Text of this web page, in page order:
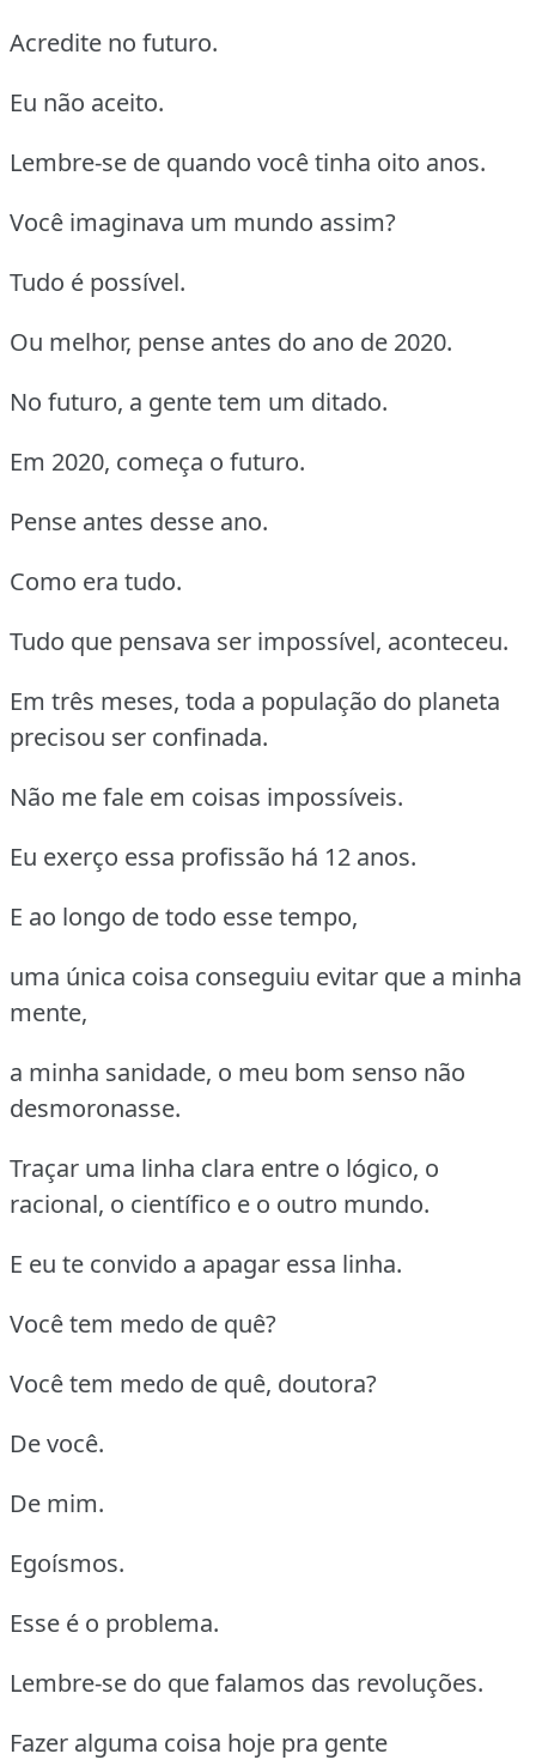
Acredite no futuro.
Eu não aceito.
Lembre-se de quando você tinha oito anos.
Você imaginava um mundo assim?
Tudo é possível.
Ou melhor, pense antes do ano de 2020.
No futuro, a gente tem um ditado.
Em 2020, começa o futuro.
Pense antes desse ano.
Como era tudo.
Tudo que pensava ser impossível, aconteceu.
Em três meses, toda a população do planeta
precisou ser confinada.
Não me fale em coisas impossíveis.
Eu exerço essa profissão há 12 anos.
E ao longo de todo esse tempo,
uma única coisa conseguiu evitar que a minha
mente,
a minha sanidade, o meu bom senso não
desmoronasse.
Traçar uma linha clara entre o lógico, o
racional, o científico e o outro mundo.
E eu te convido a apagar essa linha.
Você tem medo de quê?
Você tem medo de quê, doutora?
De você.
De mim.
Egoísmos.
Esse é o problema.
Lembre-se do que falamos das revoluções.
Fazer alguma coisa hoje pra gente